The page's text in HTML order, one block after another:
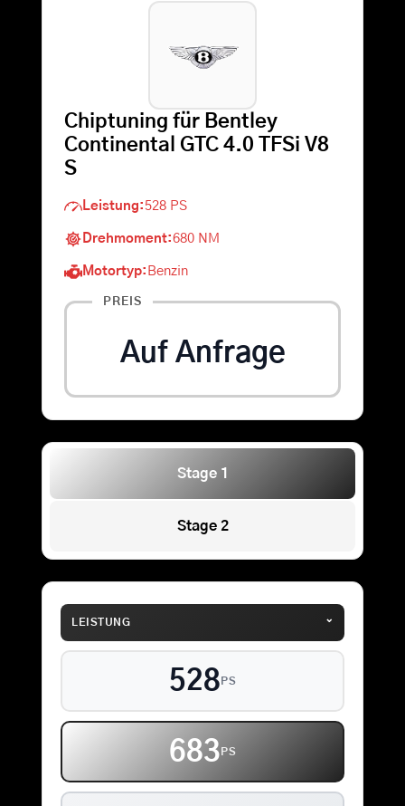
Warenkorb
Chiptuning für Bentley
Continental GTC 4.0 TFSi V8
S
Leistung: 528 PS
Drehmoment:680 NM
Motortyp: Benzin
PREIS
Auf Anfrage
Stage 1
Stage 2
LEISTUNG ⌄
528 PS
683 PS